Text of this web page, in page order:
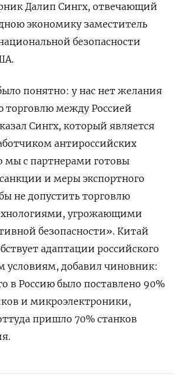
Далип Сингх, отвечающий
экономику заместитель
безопасности
понятно: у нас нет желания
торговлю между Россией
Сингх, который является
антироссийских
с партнерами готовы
и меры экспортного
не допустить торговлю
угрожающими
безопасности». Китай
адаптации российского
условиям, добавил чиновник:
в Россию было поставлено 90%
и микроэлектроники,
пришло 70% станков